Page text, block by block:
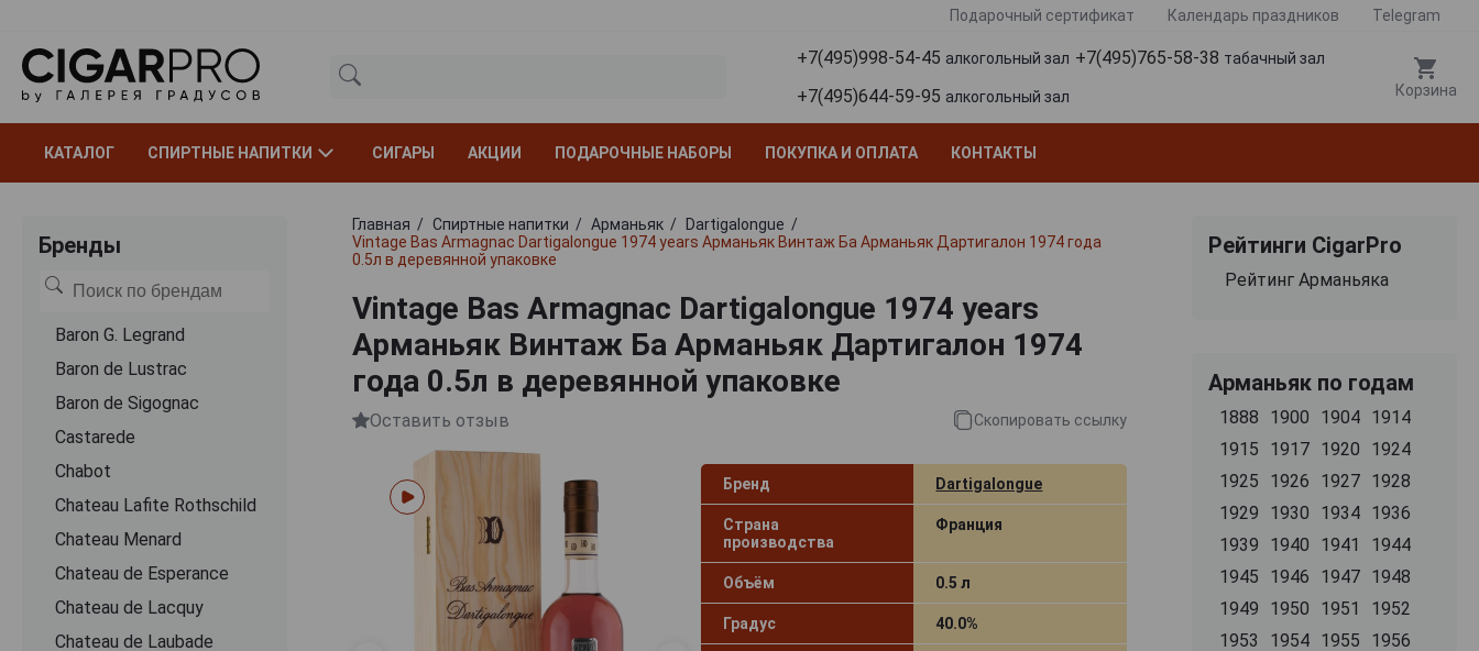
Подарочный сертификат Календарь праздников Telegram
+7(495)998-54-45 алкогольный зал +7(495)765-58-38 табачный зал
+7(495)644-59-95 алкогольный зал Корзина
КАТАЛОГ СПИРТНЫЕ НАПИТКИ СИГАРЫ АКЦИИ ПОДАРОЧНЫЕ НАБОРЫ ПОКУПКА И ОПЛАТА КОНТАКТЫ
Бренды
Baron G. Legrand
Baron de Lustrac
Baron de Sigognac
Castarede
Chabot
Chateau Lafite Rothschild
Chateau Menard
Chateau de Esperance
Chateau de Lacquy
Chateau de Laubade
Главная Спиртные напитки Арманьяк
Dartigalongue
Vintage Bas Armagnac Dartigalongue 1974 years Арманьяк Винтаж Ба Арманьяк Дартигалон 1974 года
0.5л в деревянной упаковке
Vintage Bas Armagnac Dartigalongue 1974 years
Арманьяк Винтаж Ба Арманьяк Дартигалон 1974
года 0.5л в деревянной упаковке
Оставить отзыв Скопировать ссылку
Бренд Dartigalongue
Страна
производства
Франция
Объём 0.5 л
Градус 40.0%
Рейтинги CigarPro
Рейтинг Арманьяка
Арманьяк по годам
1888 1900 1904 1914
1915
1917 1920
1924
1925
1926 1927 1928
1929
1930 1934 1936
1939
1940 1941
1944
1945
1946 1947 1948
1949
1950 1951
1952
1953
1954 1955
1956